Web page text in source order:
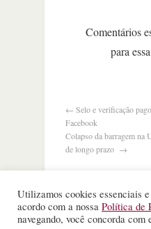
Comentários
para
← Selo e verificação
Facebook
Colapso da barragem na
de longo prazo →
Utilizamos cookies essenciais
acordo com a nossa Política de
navegando, você concorda com